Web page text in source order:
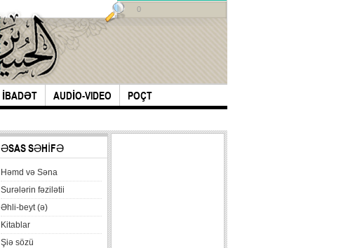
İBADƏT AUDİO-VIDEO POÇT
0
ƏSAS SƏHİFƏ
Həmd və Səna
Surələrin fəzilətii
Əhli-beyt (ə)
Kitablar
Şiə sözü